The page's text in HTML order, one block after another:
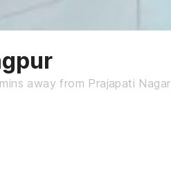
away from Prajapati Nagar